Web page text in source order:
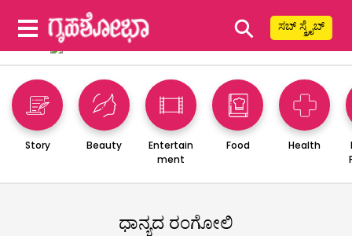
⚲ ಸಬ್ ಸ್ಕ್ರೈಬ್
Story Beauty
Entertain
ment
Food Health
ಧಾನ್ಯದ ರಂಗೋಲಿ